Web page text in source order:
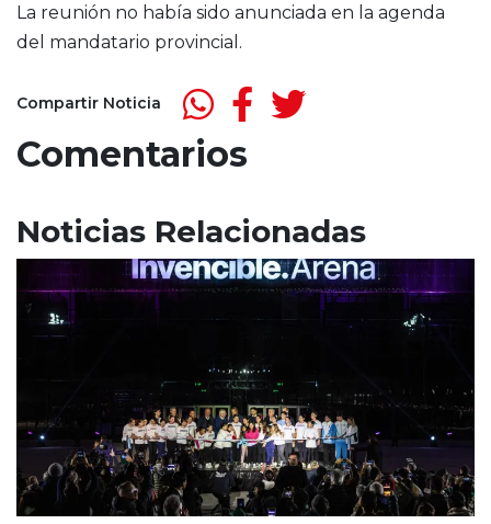
La reunión no había sido anunciada en la agenda
del mandatario provincial.
Compartir Noticia
Comentarios
Noticias Relacionadas